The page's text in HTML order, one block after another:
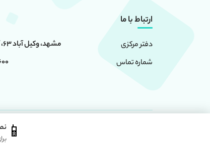
ارتباط با ما
دفتر مرکزی
مشهد، وکیل آباد 63، آزادگان 6، ساختمان امامت
شماره تماس
استفاده از محتوا سایت ، فقط برای مقاصد غیر تجاری
📱